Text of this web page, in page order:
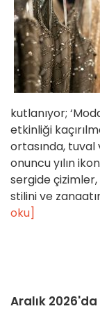
kutlanıyor;
etkinliği
ortasında, tuval
onuncu yılın
sergide çizimler,
stilini ve
oku]
Aralık